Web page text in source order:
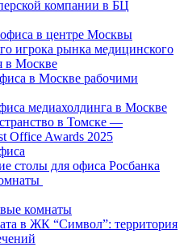
компании в БЦ
офиса в центре Москвы
игрока рынка медицинского
в Москве
в Москве рабочими
медиахолдинга в Москве
в Томске —
Office Awards 2025
столы для офиса Росбанка
комнаты
в ЖК “Символ”: территория